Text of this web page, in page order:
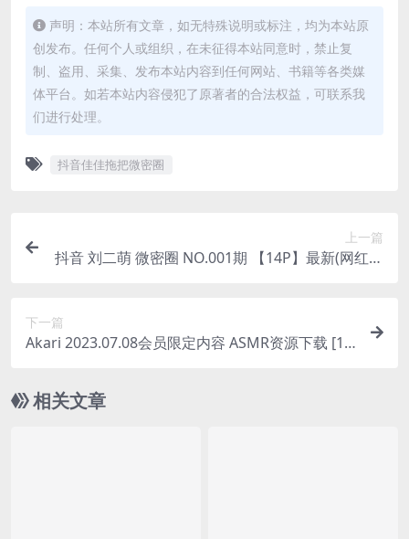
声明：本站所有文章，如无特殊说明或标注，均为本站原
创发布。任何个人或组织，在未征得本站同意时，禁止复
制、盗用、采集、发布本站内容到任何网站、书籍等各类媒
体平台。如若本站内容侵犯了原著者的合法权益，可联系我
们进行处理。
抖音佳佳拖把微密圈
上一篇
抖音 刘二萌 微密圈 NO.001期 【14P】最新(网红刘
下一篇
Akari 2023.07.08会员限定内容 ASMR资源下载 [1V
相关文章